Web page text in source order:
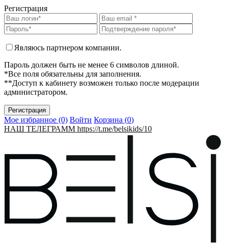
Регистрация
Являюсь партнером компании.
Пароль должен быть не менее 6 символов длиной.
*Все поля обязательны для заполнения.
**Доступ к кабинету возможен только после модерации
администратором.
Мое избранное (0) Войти Корзина (0)
НАШ ТЕЛЕГРАММ https://t.me/belsikids/10